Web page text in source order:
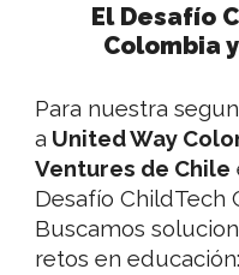
El Desafío
Colombia
Para nuestra
a United Way
Ventures de Chile
Desafío ChildTech
Buscamos
retos en educación: